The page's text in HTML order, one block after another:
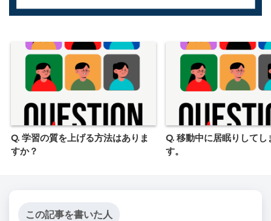
Q. 学習の質を上げる方法はありま
すか？
Q. 移動中に居眠りしてし
す。
この記事を書いた人